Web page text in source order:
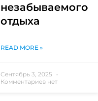
незабываемого
отдыха
READ MORE »
Сентябрь 3, 2025
Комментариев нет